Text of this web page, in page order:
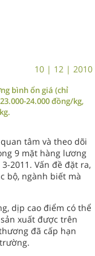
10 | 12 | 2010
bình ổn giá (chỉ
24.000 đồng/kg,
tâm và theo dõi
9 mặt hàng lương
2011. Vấn đề đặt ra,
bộ, ngành biết mà
dịp cao điểm có thể
xuất được trên
đã cấp hạn